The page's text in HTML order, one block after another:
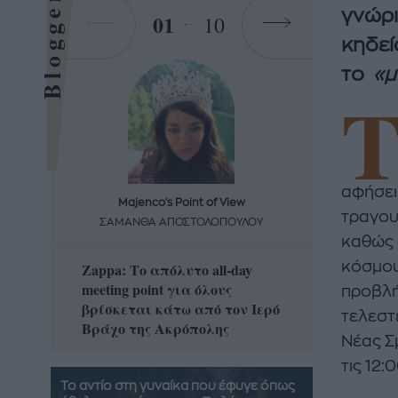
το
αφήσει
καθώς
Νέας
τις
Bloggers 01 10
Majenco's Point of View
ΣΑΜΑΝΘΑ ΑΠΟΣΤΟΛΟΠΟΥΛΟΥ
Zappa: Το απόλυτο all-day
meeting point για όλους
βρίσκεται κάτω από τον Ιερό
Βράχο της Ακρόπολης
Η
που θα
Το αντίο στη γυναίκα που έφυγε όπως